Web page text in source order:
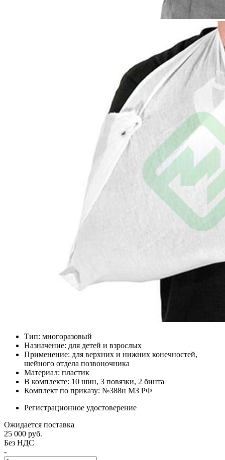
Тип: многоразовый
Назначение: для детей и взрослых
Применение: для верхних и нижних конечностей,
шейного отдела позвоночника
Материал: пластик
В комплекте: 10 шин, 3 повязки, 2 бинта
Комплект по приказу: №388н МЗ РФ
Регистрационное удостоверение
Ожидается поставка
25 000 руб.
Без НДС
-